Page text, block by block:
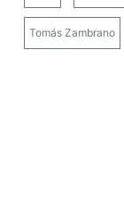
Tomás Zambrano